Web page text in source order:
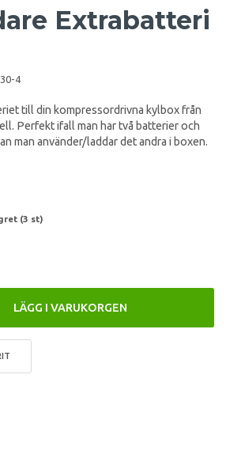
Extrabatteri
4
till din kompressordrivna kylbox från
Perfekt ifall man har två batterier och
man använder/laddar det andra i boxen.
(3 st)
LÄGG I VARUKORGEN